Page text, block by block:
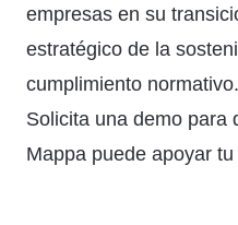
empresas en su
estratégico de la
cumplimiento normativo.
Solicita una demo para
Mappa puede apoyar